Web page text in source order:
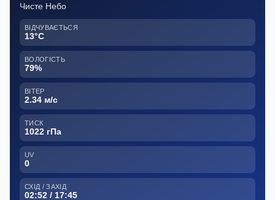
Чисте Небо
ВІДЧУВАЄТЬСЯ
13°C
ВОЛОГІСТЬ
79%
ВІТЕР
2.34 м/с
ТИСК
1022 гПа
UV
0
СХІД / ЗАХІД
02:52 / 17:45